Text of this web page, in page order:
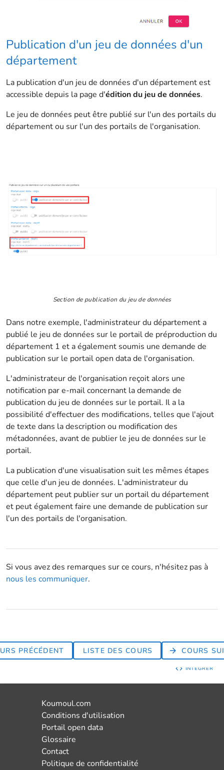
INTÉGRER
Publication d'un jeu de données d'un
département
La publication d'un jeu de données d'un département est
accessible depuis la page d'édition du jeu de données.
Le jeu de données peut être publié sur l'un des portails du
département ou sur l'un des portails de l'organisation.
Section de publication du jeu de données
Dans notre exemple, l'administrateur du département a
publié le jeu de données sur le portail de préproduction du
département 1 et a également soumis une demande de
publication sur le portail open data de l'organisation.
L'administrateur de l'organisation reçoit alors une
notification par e-mail concernant la demande de
publication du jeu de données sur le portail. Il a la
possibilité d'effectuer des modifications, telles que l'ajout
de texte dans la description ou modification des
métadonnées, avant de publier le jeu de données sur le
portail.
La publication d'une visualisation suit les mêmes étapes
que celle d'un jeu de données. L'administrateur du
département peut publier sur un portail du département
et peut également faire une demande de publication sur
l'un des portails de l'organisation.
Si vous avez des remarques sur ce cours, n'hésitez pas à
nous les communiquer.
PRÉCÉDENT LISTE DES COURS COURS
Koumoul.com
Conditions d'utilisation
Portail open data
Glossaire
Contact
Politique de confidentialité